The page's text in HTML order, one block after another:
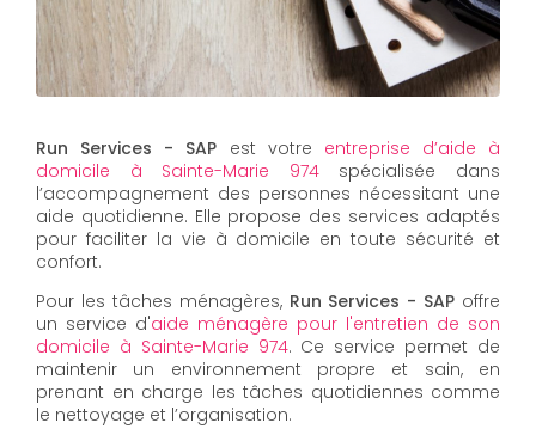
Run Services - SAP est votre entreprise d’aide à
domicile à Sainte-Marie 974spécialisée dans
l’accompagnement des personnes nécessitant une
aide quotidienne. Elle propose des services adaptés
pour faciliter la vie à domicile en toute sécurité et
confort.
Pour les tâches ménagères, Run Services - SAP offre
un service d'aide ménagère pour l'entretien de son
domicile à Sainte-Marie 974. Ce service permet de
maintenir un environnement propre et sain, en
prenant en charge les tâches quotidiennes comme
le nettoyage et l’organisation.